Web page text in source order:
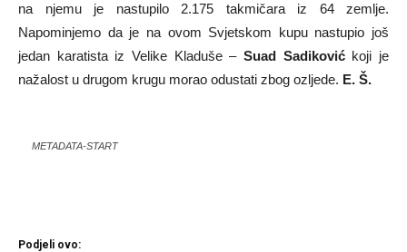
na njemu je nastupilo 2.175 takmičara iz 64 zemlje.
Napominjemo da je na ovom Svjetskom kupu nastupio još
jedan karatista iz Velike Kladuše – Suad Sadikovićkoji je
nažalost u drugom krugu morao odustati zbog ozljede. E. Š.
METADATA-START
Podjeli ovo: